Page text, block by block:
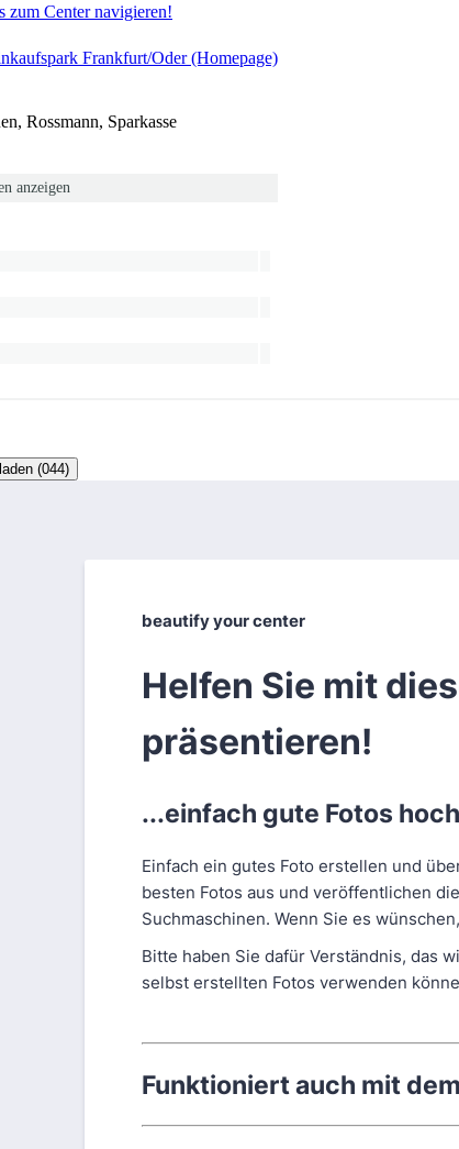
zum Center navigieren!
Frankfurt/Oder (Homepage)
Rossmann, Sparkasse
anzeigen
(044)